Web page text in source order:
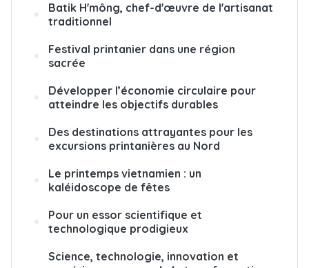
Batik H'mông, chef-d'œuvre de l'artisanat
traditionnel
Festival printanier dans une région
sacrée
Développer l’économie circulaire pour
atteindre les objectifs durables
Des destinations attrayantes pour les
excursions printanières au Nord
Le printemps vietnamien : un
kaléidoscope de fêtes
Pour un essor scientifique et
technologique prodigieux
Science, technologie, innovation et